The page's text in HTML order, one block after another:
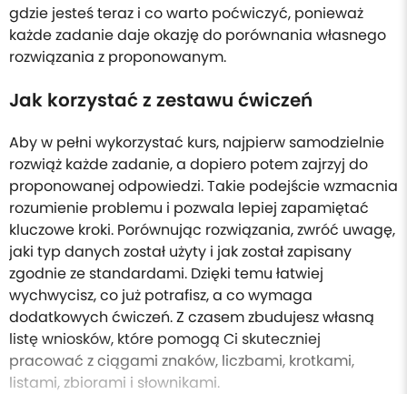
gdzie jesteś teraz i co warto poćwiczyć, ponieważ
każde zadanie daje okazję do porównania własnego
rozwiązania z proponowanym.
Jak korzystać z zestawu ćwiczeń
Aby w pełni wykorzystać kurs, najpierw samodzielnie
rozwiąż każde zadanie, a dopiero potem zajrzyj do
proponowanej odpowiedzi. Takie podejście wzmacnia
rozumienie problemu i pozwala lepiej zapamiętać
kluczowe kroki. Porównując rozwiązania, zwróć uwagę,
jaki typ danych został użyty i jak został zapisany
zgodnie ze standardami. Dzięki temu łatwiej
wychwycisz, co już potrafisz, a co wymaga
dodatkowych ćwiczeń. Z czasem zbudujesz własną
listę wniosków, które pomogą Ci skuteczniej
pracować z ciągami znaków, liczbami, krotkami,
listami, zbiorami i słownikami.